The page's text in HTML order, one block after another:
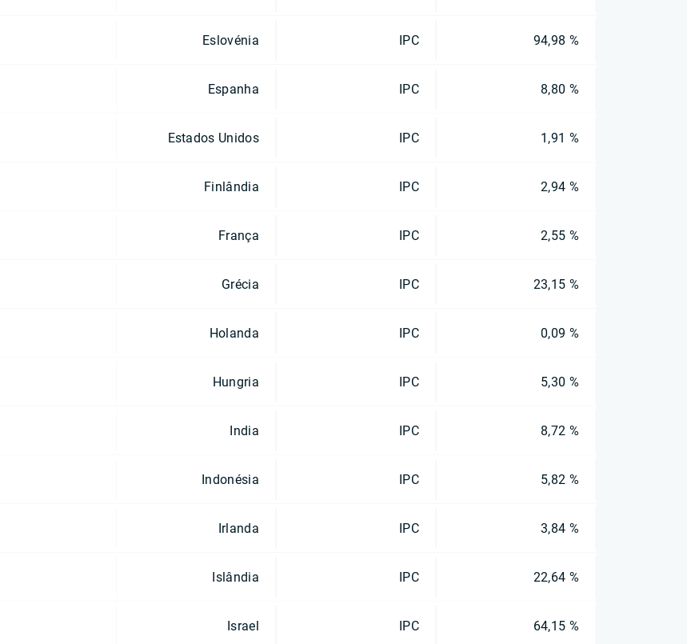
Eslovénia IPC 94,98 %
Espanha IPC 8,80 %
Estados Unidos IPC 1,91 %
Finlândia IPC 2,94 %
França IPC 2,55 %
Grécia IPC 23,15 %
Holanda IPC 0,09 %
Hungria IPC 5,30 %
India IPC 8,72 %
Indonésia IPC 5,82 %
Irlanda IPC 3,84 %
Islândia IPC 22,64 %
Israel IPC 64,15 %